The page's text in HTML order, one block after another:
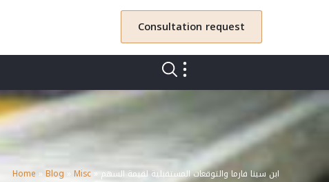
Consultation request
Home » Blog » Misc» ابن سينا فارما والتوقعات المستقبلية لقيمة السهم